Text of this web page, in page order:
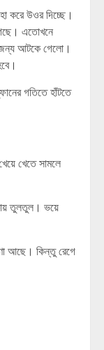
করে উওর দিচ্ছে।
এতোখনে
আটকে গেলো।
গতিতে হাঁটতে
খেতে সামলে
তুলতুল। ভয়ে
আছে। কিন্তু রেগে